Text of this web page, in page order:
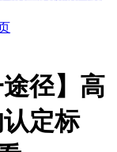
途径】高
定标